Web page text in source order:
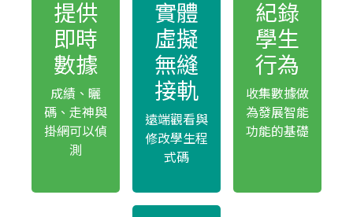
提供
即時
數據
成績、曬
碼、走神與
掛網可以偵
測
實體
虛擬
無縫
接軌
遠端觀看與
修改學生程
式碼
紀錄
學生
行為
收集數據做
為發展智能
功能的基礎